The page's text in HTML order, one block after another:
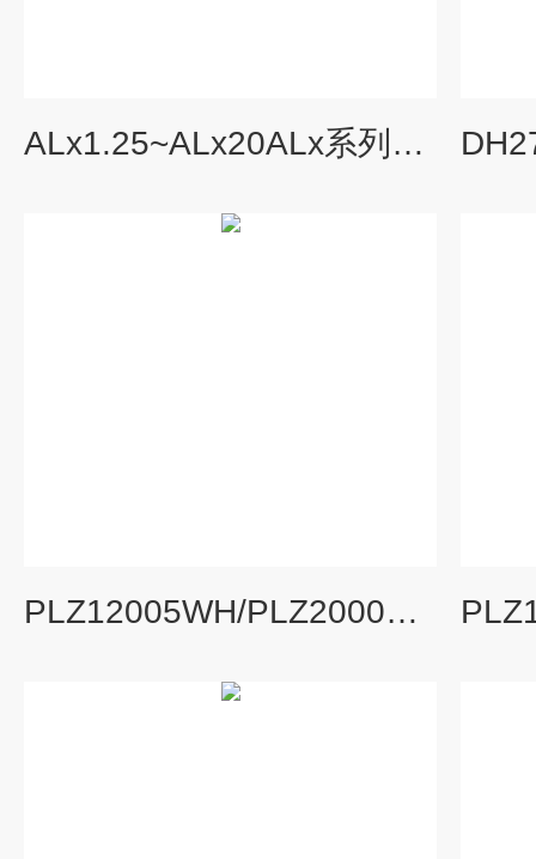
ALx1.25~ALx20ALx系列直流电子负载 示波器电源通用仪器
PLZ12005WH/PLZ20005WH高压大功率直流电子负载 示波器电源通用仪器